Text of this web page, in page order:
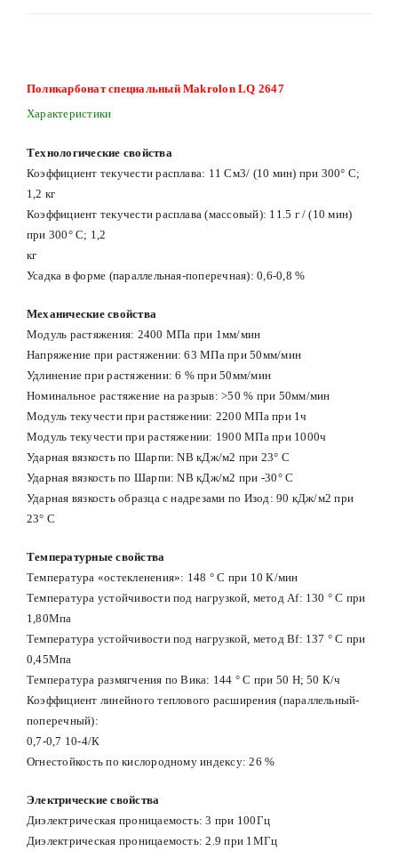
Поликарбонат специальный Makrolon LQ 2647
Характеристики
Технологические свойства
Коэффициент текучести расплава: 11 См3/ (10 мин) при 300° С;
1,2 кг
Коэффициент текучести расплава (массовый): 11.5 г / (10 мин)
при 300° С; 1,2
кг
Усадка в форме (параллельная-поперечная): 0,6-0,8 %
Механические свойства
Модуль растяжения: 2400 МПа при 1мм/мин
Напряжение при растяжении: 63 МПа при 50мм/мин
Удлинение при растяжении: 6 % при 50мм/мин
Номинальное растяжение на разрыв: >50 % при 50мм/мин
Модуль текучести при растяжении: 2200 МПа при 1ч
Модуль текучести при растяжении: 1900 МПа при 1000ч
Ударная вязкость по Шарпи: NB кДж/м2 при 23° С
Ударная вязкость по Шарпи: NB кДж/м2 при -30° С
Ударная вязкость образца с надрезами по Изод: 90 кДж/м2 при
23° С
Температурные свойства
Температура «остекленения»: 148 ° С при 10 К/мин
Температура устойчивости под нагрузкой, метод Af: 130 ° С при
1,80Мпа
Температура устойчивости под нагрузкой, метод Вf: 137 ° С при
0,45Мпа
Температура размягчения по Вика: 144 ° С при 50 Н; 50 К/ч
Коэффициент линейного теплового расширения (параллельный-
поперечный):
0,7-0,7 10-4/К
Огнестойкость по кислородному индексу: 26 %
Электрические свойства
Диэлектрическая проницаемость: 3 при 100Гц
Диэлектрическая проницаемость: 2.9 при 1МГц